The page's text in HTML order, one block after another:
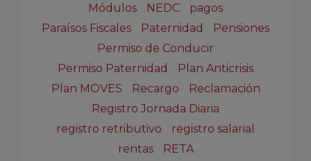
Módulos
NEDC
pagos
Paraísos Fiscales
Paternidad
Pensiones
Permiso de Conducir
Permiso Paternidad
Plan Anticrisis
Plan MOVES
Recargo
Reclamación
Registro Jornada Diaria
registro retributivo
registro salarial
rentas
RETA